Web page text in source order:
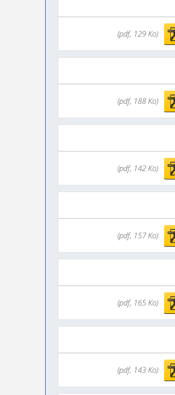
(pdf, 129 Ko)
(pdf, 188 Ko)
(pdf, 142 Ko)
(pdf, 157 Ko)
(pdf, 165 Ko)
(pdf, 143 Ko)